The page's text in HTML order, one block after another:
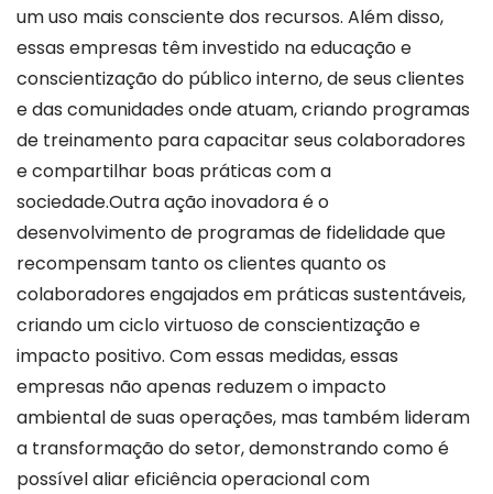
um uso mais consciente dos recursos. Além disso,
essas empresas têm investido na educação e
conscientização do público interno, de seus clientes
e das comunidades onde atuam, criando programas
de treinamento para capacitar seus colaboradores
e compartilhar boas práticas com a
sociedade.Outra ação inovadora é o
desenvolvimento de programas de fidelidade que
recompensam tanto os clientes quanto os
colaboradores engajados em práticas sustentáveis,
criando um ciclo virtuoso de conscientização e
impacto positivo. Com essas medidas, essas
empresas não apenas reduzem o impacto
ambiental de suas operações, mas também lideram
a transformação do setor, demonstrando como é
possível aliar eficiência operacional com